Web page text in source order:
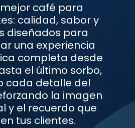
mejor café para
calidad, sabor y
diseñados para
una experiencia
completa desde
el último sorbo,
cada detalle del
la imagen
y el recuerdo que
tus clientes.